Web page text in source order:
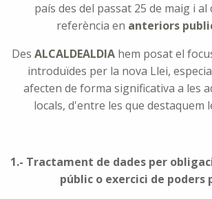
país des del passat 25 de maig i
referència en anteriors
Des ALCALDEALDIA hem posat el
introduïdes per la nova Llei,
afecten de forma significativa a les
locals, d'entre les que destaquem
1.- Tractament de dades per
públic o exercici de poders